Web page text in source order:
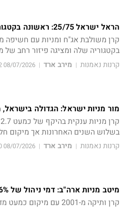
הראל ישראל 25/75: ראשונה בקטגוריה השנה
בקטגוריה שלה ומציגה פיזור רחב של מאות
קרנות נאמנות | מירב ארד |
08/07/2026 23:12
מור מניות ישראל: הגדולה
בשלוש השנים האחרונות אך מיקום חלש
קרנות נאמנות | מירב ארד |
08/07/2026 23:10
מיטב מניות ארה"ב: דמי ניהול של 1.76%, מוצדק?
קרן ותיקה מ-2001 עם